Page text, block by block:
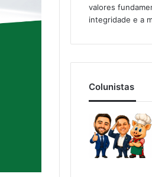
valores
integridade e a
Colunistas